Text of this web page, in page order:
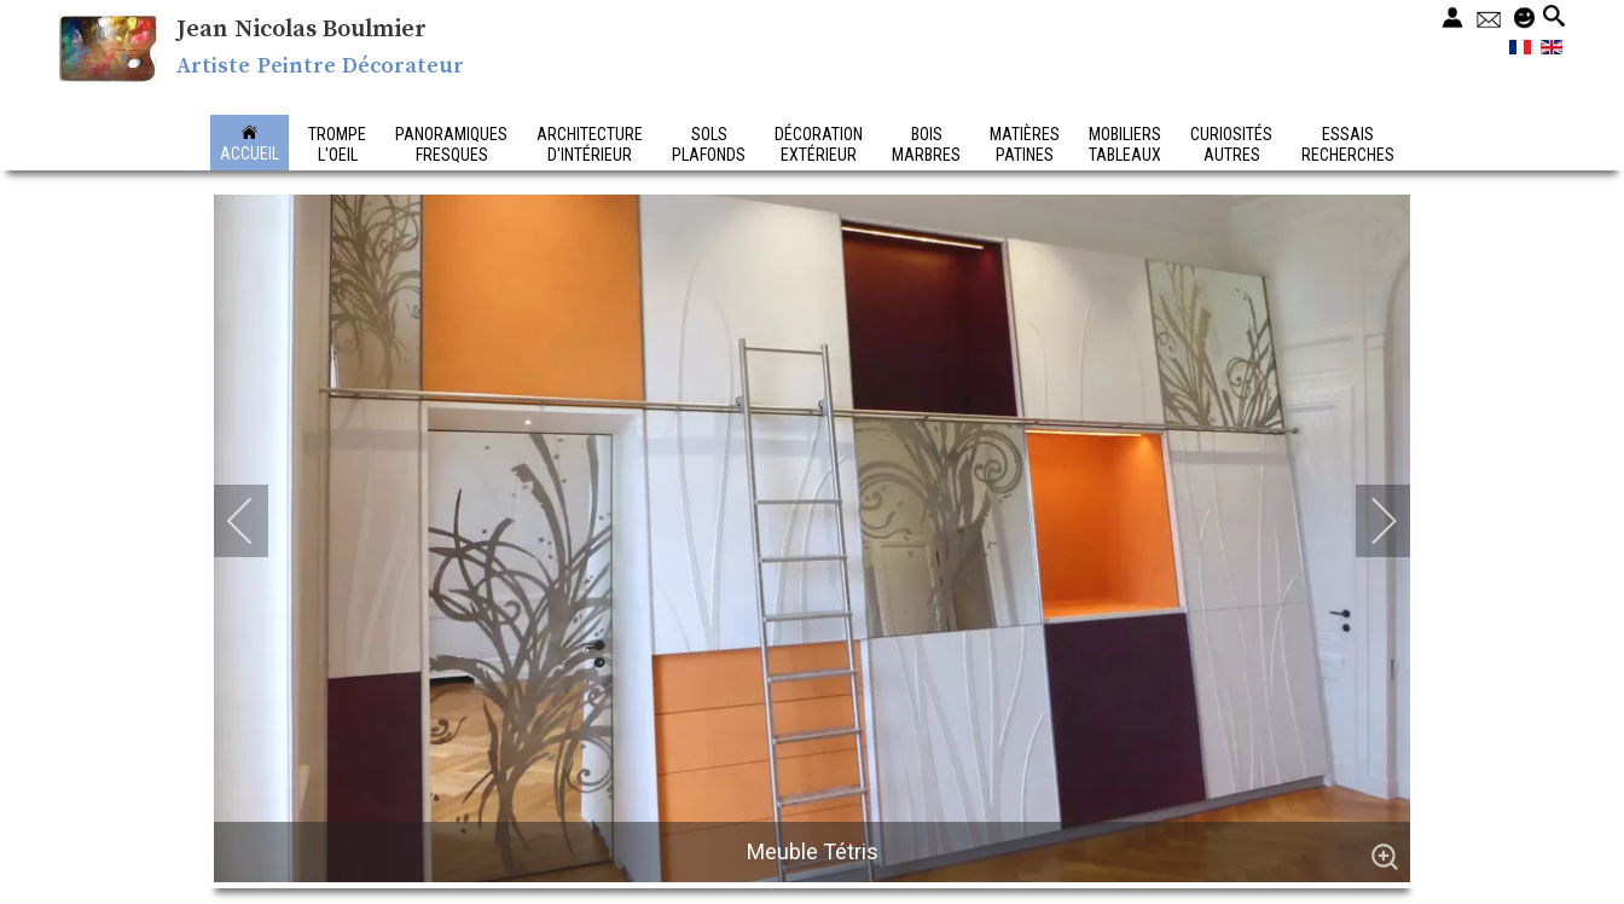
Jean Nicolas Boulmier
Artiste Peintre Décorateur
ACCUEIL
TROMPE
L'OEIL
PANORAMIQUES
FRESQUES
ARCHITECTURE
D'INTÉRIEUR
SOLS
PLAFONDS
DÉCORATION
EXTÉRIEUR
BOIS
MARBRES
MATIÈRES
PATINES
MOBILIERS
TABLEAUX
CURIOSITÉS
AUTRES
ESSAIS
RECHERCHES
Mur feu